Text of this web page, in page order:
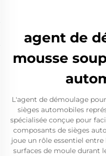
agent de
mousse
L'agent de démoulage
sièges automobiles
spécialisée conçue pour
composants de sièges
joue un rôle essentiel
surfaces de moule durant